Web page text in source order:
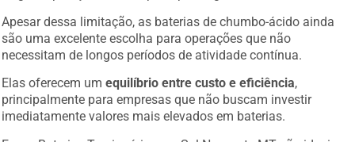
Apesar dessa limitação, as baterias de chumbo-ácido ainda
são uma excelente escolha para operações que não
necessitam de longos períodos de atividade contínua.
Elas oferecem umequilíbrio entre custo e eficiência
principalmente para empresas que não buscam investir
imediatamente valores mais elevados em baterias.